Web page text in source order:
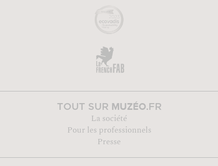
TOUT SUR MUZÉO.FR
La société
Pour les professionnels
Presse